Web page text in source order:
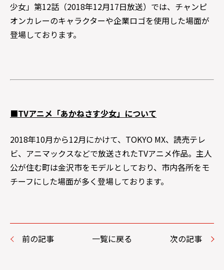
少女」第12話（2018年12月17日放送）では、チャンピ
オンカレーのキャラクターや企業ロゴを使用した場面が
登場しております。
■TVアニメ「あかねさす少女」について
2018年10月から12月にかけて、TOKYO MX、読売テレ
ビ、アニマックスなどで放送されたTVアニメ作品。主人
公が住む町は金沢市をモデルとしており、市内各所をモ
チーフにした場面が多く登場しております。
前の記事 一覧に戻る 次の記事